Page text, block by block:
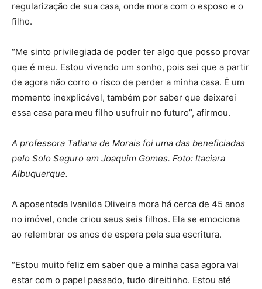
regularização de sua casa, onde mora com o esposo e o
filho.
“Me sinto privilegiada de poder ter algo que posso provar
que é meu. Estou vivendo um sonho, pois sei que a partir
de agora não corro o risco de perder a minha casa. É um
momento inexplicável, também por saber que deixarei
essa casa para meu filho usufruir no futuro”, afirmou.
A professora Tatiana de Morais foi uma das beneficiadas
pelo Solo Seguro em Joaquim Gomes. Foto: Itaciara
Albuquerque.
A aposentada Ivanilda Oliveira mora há cerca de 45 anos
no imóvel, onde criou seus seis filhos. Ela se emociona
ao relembrar os anos de espera pela sua escritura.
“Estou muito feliz em saber que a minha casa agora vai
estar com o papel passado, tudo direitinho. Estou até